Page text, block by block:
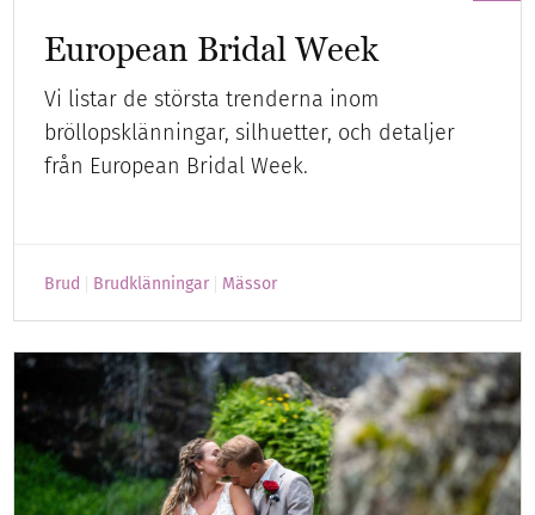
European Bridal Week
Vi listar de största trenderna inom
bröllopsklänningar, silhuetter, och detaljer
från European Bridal Week.
Brud Brudklänningar Mässor